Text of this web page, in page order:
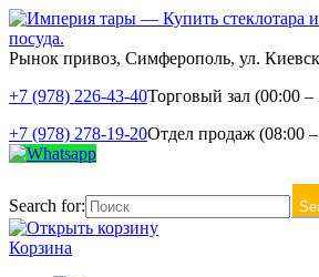
Рынок привоз, Симферополь, ул.
+7 (978) 226-43-40Торговый зал (00:00 –
+7 (978) 278-19-20Отдел продаж (08:00
Search for:
Корзина